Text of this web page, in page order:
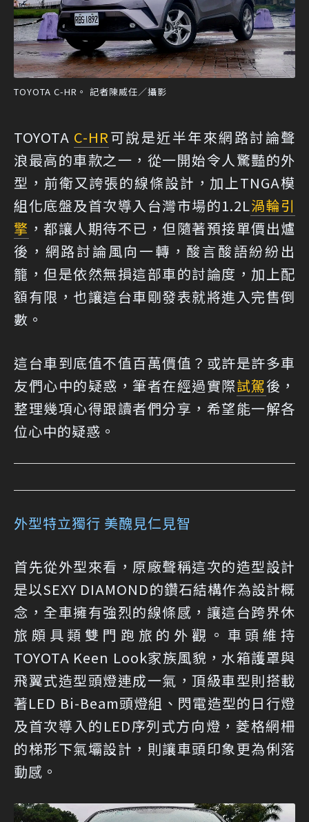
TOYOTA C-HR。 記者陳威任／攝影
TOYOTA C-HR可說是近半年來網路討論聲
浪最高的車款之一，從一開始令人驚豔的外
型，前衛又誇張的線條設計，加上TNGA模
組化底盤及首次導入台灣市場的1.2L渦輪引
擎 ，都讓人期待不已，但隨著預接單價出爐
後，網路討論風向一轉，酸言酸語紛紛出
籠，但是依然無損這部車的討論度，加上配
額有限，也讓這台車剛發表就將進入完售倒
數。
這台車到底值不值百萬價值？或許是許多車
友們心中的疑惑，筆者在經過實際試駕後，
整理幾項心得跟讀者們分享，希望能一解各
位心中的疑惑。
外型特立獨行 美醜見仁見智
首先從外型來看，原廠聲稱這次的造型設計
是以SEXY DIAMOND的鑽石結構作為設計概
念，全車擁有強烈的線條感，讓這台跨界休
旅頗具類雙門跑旅的外觀。車頭維持
TOYOTA Keen Look家族風貌，水箱護罩與
飛翼式造型頭燈連成一氣，頂級車型則搭載
著LED Bi-Beam頭燈組、閃電造型的日行燈
及首次導入的LED序列式方向燈，菱格網柵
的梯形下氣壩設計，則讓車頭印象更為俐落
動感。